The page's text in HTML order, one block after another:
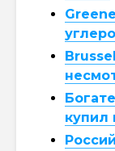
купил